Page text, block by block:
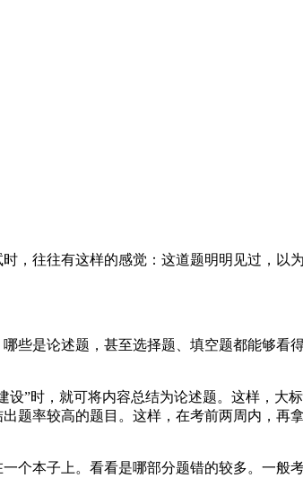
，往往有这样的感觉：这道题明明见过，以
些是论述题，甚至选择题、填空题都能够看
”时，就可将内容总结为论述题。这样，大
率较高的题目。这样，在考前两周内，再
个本子上。看看是哪部分题错的较多。一般